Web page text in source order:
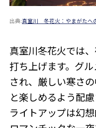
出典:真室川 冬花火：やまがたへ
真室川冬花火では
打ち上げます。グ
され、厳しい寒さ
と楽しめるよう配
ライトアップは幻